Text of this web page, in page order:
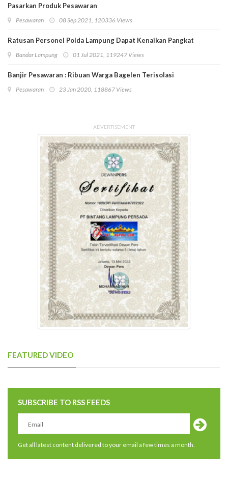
Pasarkan Produk Pesawaran
Pesawaran 08 Sep 2021, 120336 Views
Ratusan Personel Polda Lampung Dapat Kenaikan Pangkat
Bandar Lampung 01 Jul 2021, 119247 Views
Banjir Pesawaran : Ribuan Warga Bagelen Terisolasi
Pesawaran 23 Jan 2020, 118867 Views
ADVERTISEMENT
FEATURED VIDEO
SUBSCRIBE TO RSS FEEDS
Get all latest content delivered to your email a few times a month.